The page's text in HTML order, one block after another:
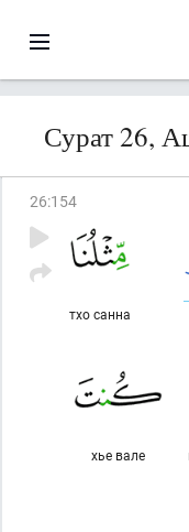
Сурат 26,
26:154
тхо санна
хье вале